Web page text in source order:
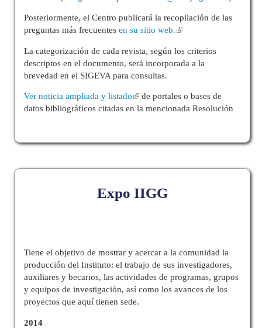
Posteriormente, el Centro publicará la recopilación de las
preguntas más frecuentes en su sitio web.
La categorización de cada revista, según los criterios
descriptos en el documento, será incorporada a la
brevedad en el SIGEVA para consultas.
Ver noticia ampliada y listado
de portales o bases de
datos bibliográficos citadas en la mencionada Resolución
Expo IIGG
Tiene el objetivo de mostrar y acercar a la comunidad la
producción del Instituto: el trabajo de sus investigadores,
auxiliares y becarios, las actividades de programas, grupos
y equipos de investigación, así como los avances de los
proyectos que aquí tienen sede.
2014